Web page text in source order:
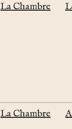
La Chambre
La Chambre